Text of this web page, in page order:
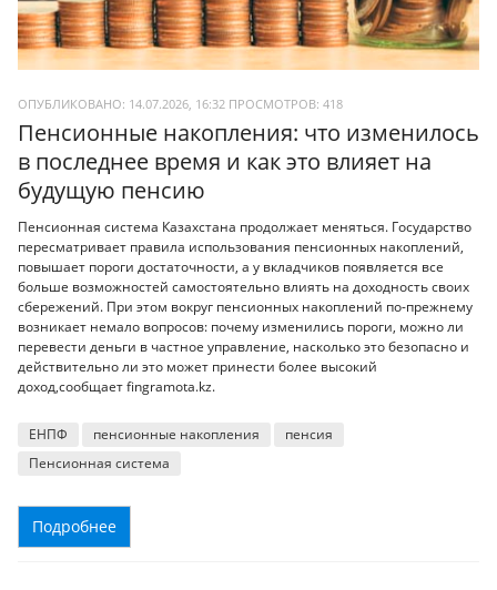
ОПУБЛИКОВАНО: 14.07.2026, 16:32 ПРОСМОТРОВ: 418
Пенсионные накопления: что изменилось
в последнее время и как это влияет на
будущую пенсию
Пенсионная система Казахстана продолжает меняться. Государство
пересматривает правила использования пенсионных накоплений,
повышает пороги достаточности, а у вкладчиков появляется все
больше возможностей самостоятельно влиять на доходность своих
сбережений. При этом вокруг пенсионных накоплений по-прежнему
возникает немало вопросов: почему изменились пороги, можно ли
перевести деньги в частное управление, насколько это безопасно и
действительно ли это может принести более высокий
доход,сообщает fingramota.kz.
ЕНПФ пенсионные накопления
пенсия
Пенсионная система
Подробнее